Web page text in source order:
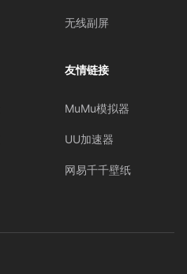
无线副屏
友情链接
MuMu模拟器
UU加速器
网易千千壁纸